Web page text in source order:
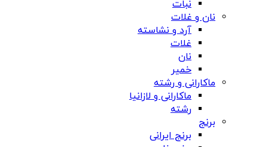
نبات
نان و غلات
آرد و نشاسته
غلات
نان
خمیر
ماکارانی و رشته
ماکارانی و لازانیا
رشته
برنج
برنج ایرانی